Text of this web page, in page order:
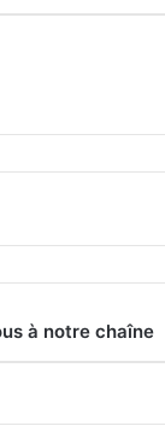
à notre chaîne